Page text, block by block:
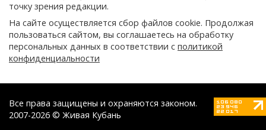
точку зрения редакции.
На сайте осуществляется сбор файлов cookie. Продолжая
пользоваться сайтом, вы соглашаетесь на обработку
персональных данных в соответствии с политикой
конфиденциальности
Все права защищены и охраняются законом.
2007-2026 © Живая Кубань